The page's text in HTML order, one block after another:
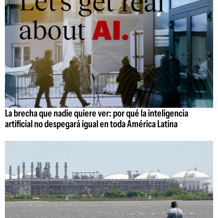
La brecha que nadie quiere ver: por qué la inteligencia
artificial no despegará igual en toda América Latina